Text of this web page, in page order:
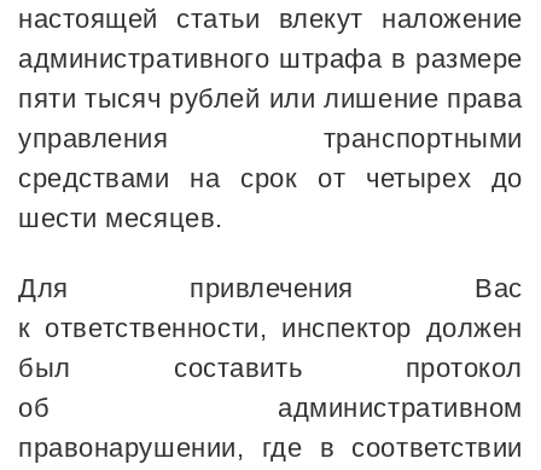
настоящей статьи влекут наложение
административного штрафа в размере
пяти тысяч рублей или лишение права
управления транспортными
средствами на срок от четырех до
шести месяцев.
Для привлечения Вас
к ответственности, инспектор должен
был составить протокол
об административном
правонарушении, где в соответствии